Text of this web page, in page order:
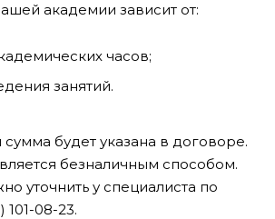
академии зависит от:
часов;
занятий.
будет указана в договоре.
безналичным способом.
уточнить у специалиста по
101-08-23.